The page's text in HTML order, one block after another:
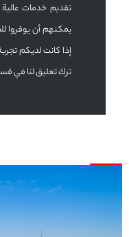
تقديم خدمات
يمكنهم أن يوفروا
إذا كانت لديكم
ترك تعليق لنا في